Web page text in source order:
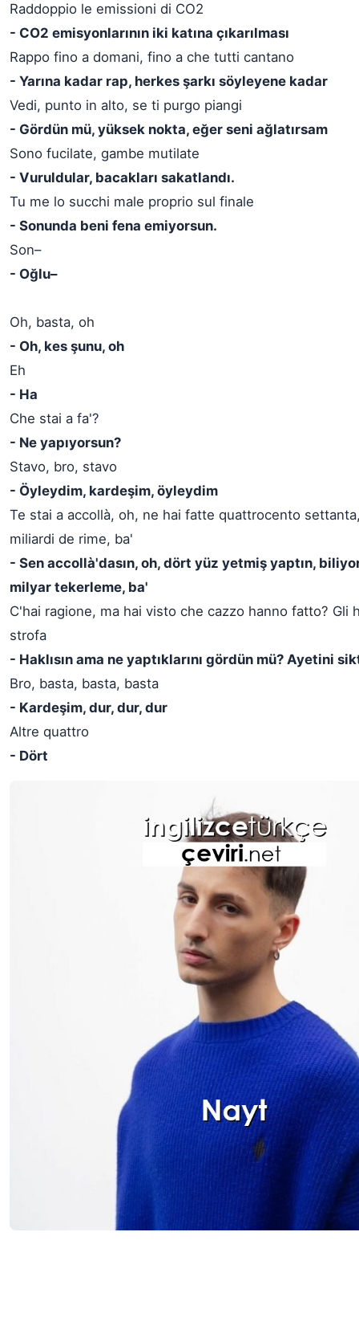
Raddoppio le emissioni di CO2
- CO2 emisyonlarının iki katına çıkarılması
Rappo fino a domani, fino a che tutti cantano
- Yarına kadar rap, herkes şarkı söyleyene kadar
Vedi, punto in alto, se ti purgo piangi
- Gördün mü, yüksek nokta, eğer seni ağlatırsam
Sono fucilate, gambe mutilate
- Vuruldular, bacakları sakatlandı.
Tu me lo succhi male proprio sul finale
- Sonunda beni fena emiyorsun.
Son–
- Oğlu–
Oh, basta, oh
- Oh, kes şunu, oh
Eh
- Ha
Che stai a fa'?
- Ne yapıyorsun?
Stavo, bro, stavo
- Öyleydim, kardeşim, öyleydim
Te stai a accollà, oh, ne hai fatte quattrocento
miliardi de rime, ba'
- Sen accollà'dasın, oh, dört yüz yetmiş yaptın,
milyar tekerleme, ba'
C'hai ragione, ma hai visto che cazzo hanno fatto? Gli
strofa
- Haklısın ama ne yaptıklarını gördün mü? Ayetini
Bro, basta, basta, basta
- Kardeşim, dur, dur, dur
Altre quattro
- Dört